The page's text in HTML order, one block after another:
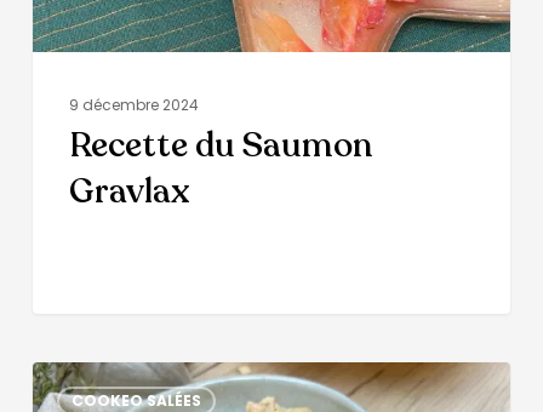
9 décembre 2024
Recette du Saumon
Gravlax
COOKEO SALÉES